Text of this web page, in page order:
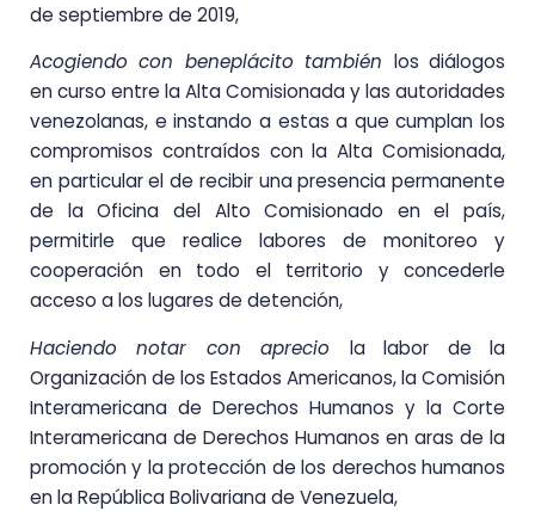
de septiembre de 2019,
Acogiendo con beneplácito también los diálogos
en curso entre la Alta Comisionada y las autoridades
venezolanas, e instando a estas a que cumplan los
compromisos contraídos con la Alta Comisionada,
en particular el de recibir una presencia permanente
de la Oficina del Alto Comisionado en el país,
permitirle que realice labores de monitoreo y
cooperación en todo el territorio y concederle
acceso a los lugares de detención,
Haciendo notar con aprecio la labor de la
Organización de los Estados Americanos, la Comisión
Interamericana de Derechos Humanos y la Corte
Interamericana de Derechos Humanos en aras de la
promoción y la protección de los derechos humanos
en la República Bolivariana de Venezuela,